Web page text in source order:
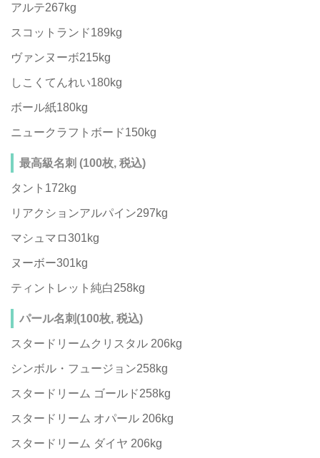
アルテ267kg
スコットランド189kg
ヴァンヌーボ215kg
しこくてんれい180kg
ボール紙180kg
ニュークラフトボード150kg
最高級名刺 (100枚, 税込)
タント172kg
リアクションアルパイン297kg
マシュマロ301kg
ヌーボー301kg
ティントレット純白258kg
パール名刺(100枚, 税込)
スタードリームクリスタル 206kg
シンボル・フュージョン258kg
スタードリーム ゴールド258kg
スタードリーム オパール 206kg
スタードリーム ダイヤ 206kg